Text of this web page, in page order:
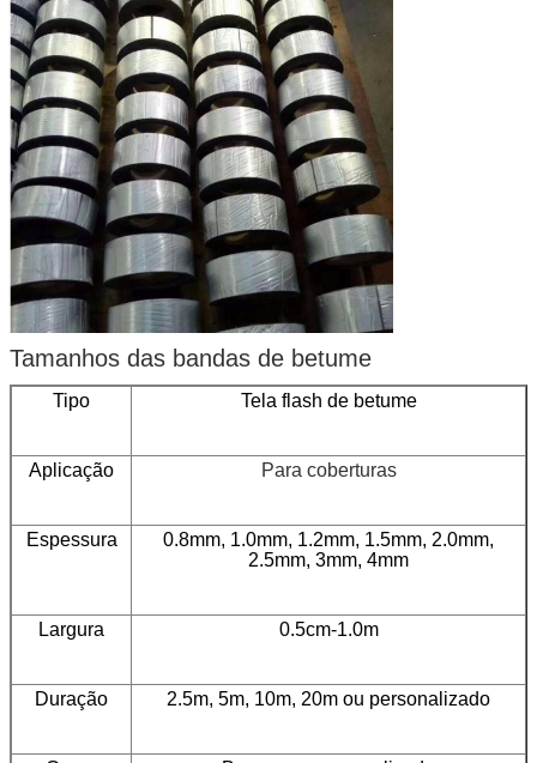
Tamanhos das bandas de betume
Tipo Tela flash de betume
Aplicação Para coberturas
Espessura
0.8mm, 1.0mm, 1.2mm, 1.5mm, 2.0mm,
2.5mm, 3mm, 4mm
Largura 0.5cm-1.0m
Duração 2.5m, 5m, 10m, 20m ou personalizado